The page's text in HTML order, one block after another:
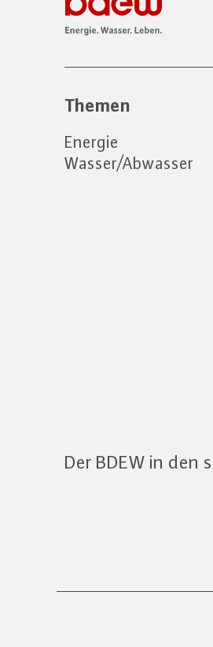
Themen
Energie
Wasser/Abwasser
Der BDEW in den